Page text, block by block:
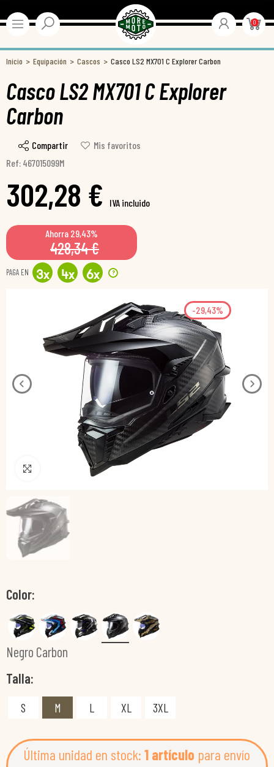
0
Inicio Equipación Cascos Casco LS2 MX701 C Explorer Carbon
Casco LS2 MX701 C Explorer
Carbon
Compartir
Mis favoritos
Ref: 467015099M
302,28 € IVA incluido
Ahorra 29,43%
428,34 €
PAGA EN 3x 4x 6x ?
-29,43%
Pincha para agrandar
Color
Negro Carbon
Talla
S M L XL 3XL
Última unidad en stock: 1 artículo para envío